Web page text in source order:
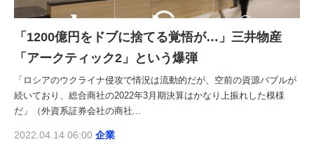
「1200億円をドブに捨てる覚悟が…」三井物産
「アークティック2」という爆弾
「ロシアのウクライナ侵攻で情況は流動的だが、空前の資源バブルが
続いており、総合商社の2022年3月期決算はかなり上振れした模様
だ」（外資系証券会社の商社...
2022.04.14 06:00 企業